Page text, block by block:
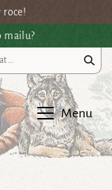
roce!
mailu?
Menu